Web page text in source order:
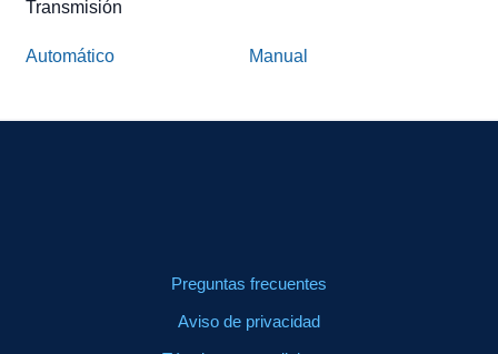
Transmisión
Automático Manual
Preguntas frecuentes
Aviso de privacidad